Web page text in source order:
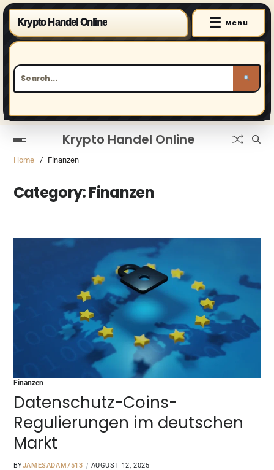
Krypto Handel Online ☰ Menu
Krypto Handel Online
Home Finanzen
Category:Finanzen
Finanzen
Datenschutz-Coins-
Regulierungen im deutschen
Markt
BYJAMESADAM7513 AUGUST 12, 2025